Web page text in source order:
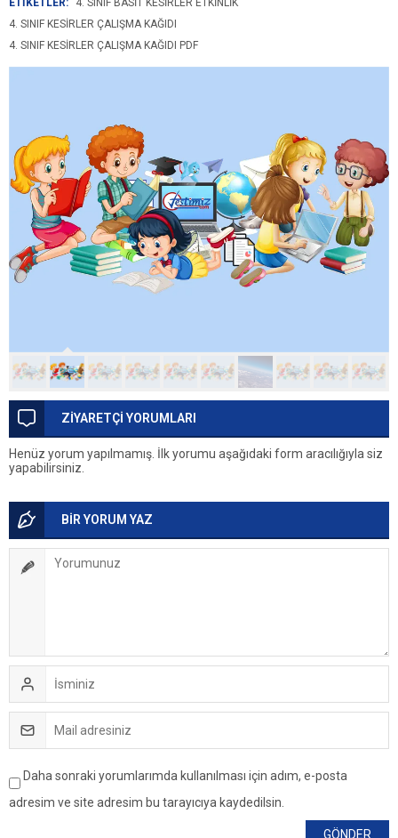
ETİKETLER:
4. SINIF BASIT KESIRLER ETKINLIK
4. SINIF KESIRLER ÇALIŞMA KAĞIDI
4. SINIF KESIRLER ÇALIŞMA KAĞIDI PDF
ZİYARETÇİ YORUMLARI
Henüz yorum yapılmamış. İlk yorumu aşağıdaki form aracılığıyla siz
yapabilirsiniz.
BİR YORUM YAZ
Daha sonraki yorumlarımda kullanılması için adım, e-posta
adresim ve site adresim bu tarayıcıya kaydedilsin.